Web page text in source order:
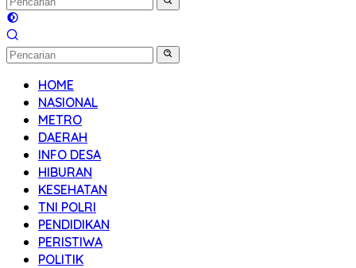
HOME
NASIONAL
METRO
DAERAH
INFO DESA
HIBURAN
KESEHATAN
TNI POLRI
PENDIDIKAN
PERISTIWA
POLITIK